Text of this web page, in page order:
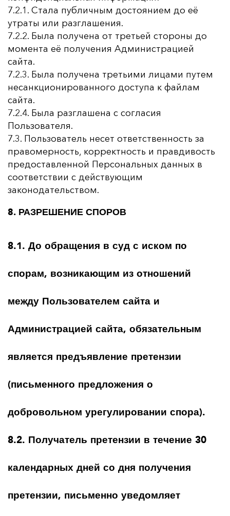
7.2.1. Стала публичным достоянием до её
утраты или разглашения.
7.2.2. Была получена от третьей стороны до
момента её получения Администрацией
сайта.
7.2.3. Была получена третьими лицами путем
несанкционированного доступа к файлам
сайта.
7.2.4. Была разглашена с согласия
Пользователя.
7.3. Пользователь несет ответственность за
правомерность, корректность и правдивость
предоставленной Персональных данных в
соответствии с действующим
законодательством.
8. РАЗРЕШЕНИЕ СПОРОВ
8.1. До обращения в суд с иском по
спорам, возникающим из отношений
между Пользователем сайта и
Администрацией сайта, обязательным
является предъявление претензии
(письменного предложения о
добровольном урегулировании спора).
8.2. Получатель претензии в течение 30
календарных дней со дня получения
претензии, письменно уведомляет